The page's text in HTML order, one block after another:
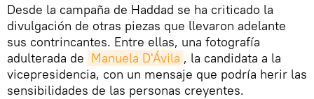
Desde la campaña de Haddad se ha criticado la
divulgación de otras piezas que llevaron adelante
sus contrincantes. Entre ellas, una fotografía
adulterada de Manuela D'Ávila , la candidata a la
vicepresidencia, con un mensaje que podría herir las
sensibilidades de las personas creyentes.